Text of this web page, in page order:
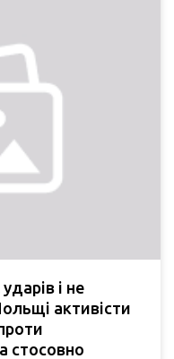
і не
активісти
стосовно